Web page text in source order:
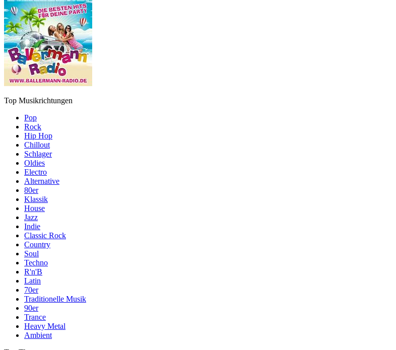
Top Musikrichtungen
Pop
Rock
Hip Hop
Chillout
Schlager
Oldies
Electro
Alternative
80er
Klassik
House
Jazz
Indie
Classic Rock
Country
Soul
Techno
R'n'B
Latin
70er
Traditionelle Musik
90er
Trance
Heavy Metal
Ambient